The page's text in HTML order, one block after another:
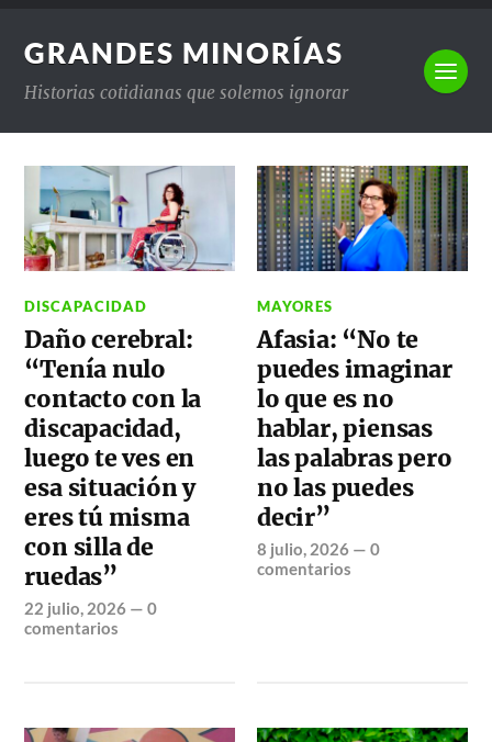
GRANDES MINORÍAS
Historias cotidianas que solemos ignorar
DISCAPACIDAD
Daño cerebral:
“Tenía nulo
contacto con la
discapacidad,
luego te ves en
esa situación y
eres tú misma
con silla de
ruedas”
22 julio, 2026 —0
comentarios
MAYORES
Afasia: “No te
puedes imaginar
lo que es no
hablar, piensas
las palabras pero
no las puedes
decir”
8 julio, 2026 —0
comentarios